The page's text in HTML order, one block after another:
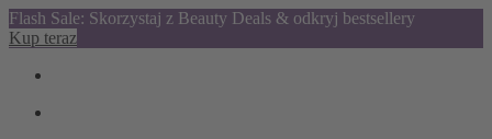
Flash Sale: Skorzystaj z Beauty Deals & odkryj bestsellery
Kup teraz